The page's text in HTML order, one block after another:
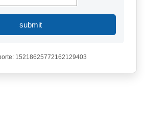
submit
15218625772162129403